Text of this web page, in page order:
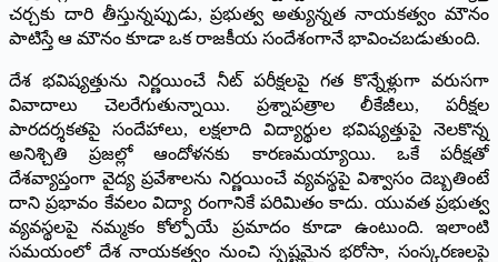
చర్చకు దారి తీస్తున్నప్పుడు, ప్రభుత్వ అత్యున్నత నాయకత్వం మౌనం
పాటిస్తే ఆ మౌనం కూడా ఒక రాజకీయ సందేశంగానే భావించబడుతుంది.
దేశ భవిష్యత్తును నిర్ణయించే నీట్ పరీక్షలపై గత కొన్నేళ్లుగా వరుసగా
వివాదాలు చెలరేగుతున్నాయి. ప్రశ్నాపత్రాల లీకేజీలు, పరీక్షల
పారదర్శకతపై సందేహాలు, లక్షలాది విద్యార్థుల భవిష్యత్తుపై నెలకొన్న
అనిశ్చితి ప్రజల్లో ఆందోళనకు కారణమయ్యాయి. ఒకే పరీక్షతో
దేశవ్యాప్తంగా వైద్య ప్రవేశాలను నిర్ణయించే వ్యవస్థపై విశ్వాసం దెబ్బతింటే
దాని ప్రభావం కేవలం విద్యా రంగానికే పరిమితం కాదు. యువత ప్రభుత్వ
వ్యవస్థలపై నమ్మకం కోల్పోయే ప్రమాదం కూడా ఉంటుంది. ఇలాంటి
సమయంలో దేశ నాయకత్వం నుంచి స్పష్టమైన భరోసా, సంస్కరణలపై